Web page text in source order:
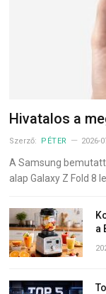
Hivatalos a
Szerző: PÉTER 2026-
A Samsung
alap Galaxy Z Fold 8
a